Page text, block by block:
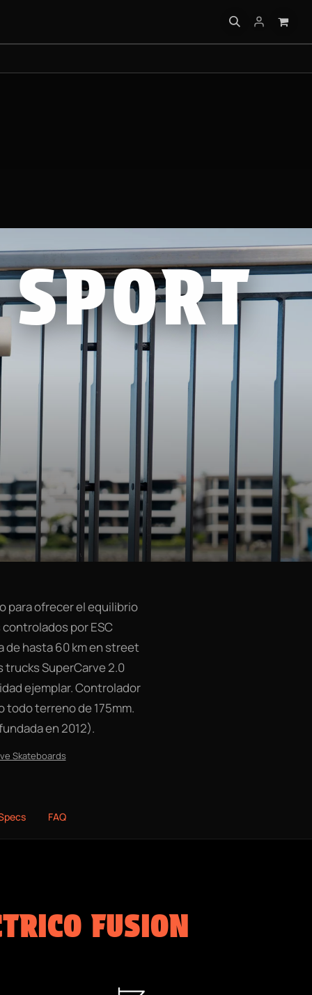
para ofrecer el equilibrio
por ESC
de hasta 60 km en street
trucks SuperCarve 2.0
ejemplar. Controlador
todo terreno de 175mm.
en 2012).
Skateboards
FAQ
FUSION